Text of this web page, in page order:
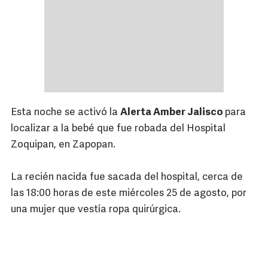
Esta noche se activó la Alerta Amber Jalisco para
localizar a la bebé que fue robada del Hospital
Zoquipan, en Zapopan.
La recién nacida fue sacada del hospital, cerca de
las 18:00 horas de este miércoles 25 de agosto, por
una mujer que vestía ropa quirúrgica.